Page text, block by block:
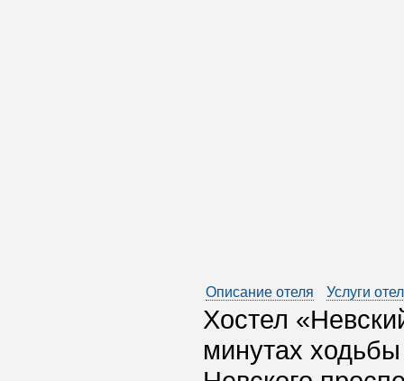
Описание отеля Услуги
Хостел
минутах